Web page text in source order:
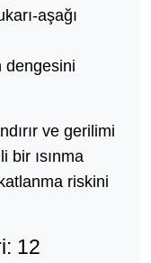
aşağı
dengesini
ve gerilimi
bir ısınma
riskini
12